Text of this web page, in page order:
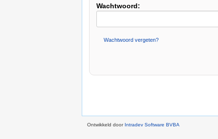
Wachtwoord:
Wachtwoord vergeten?
Ontwikkeld door Intradev Software BVBA